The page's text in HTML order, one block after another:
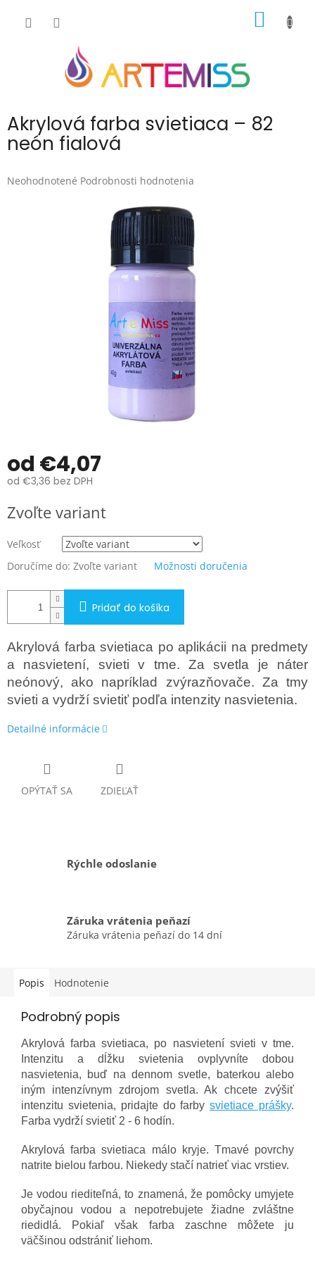
Akrylová farba svietiaca – 82
neón fialová
Priemerné
Neohodnotené Podrobnosti hodnotenia
od €4,07
od €3,36 bez DPH
cena:
Zvoľte variant
Veľkosť
Doručíme do: Zvoľte variant Možnosti doručenia
Pridať do košíka
Akrylová farba svietiaca po aplikácii na predmety
a nasvietení, svieti v tme. Za svetla je náter
neónový, ako napríklad zvýrazňovače. Za tmy
svieti a vydrží svietiť podľa intenzity nasvietenia.
Detailné informácie
OPÝTAŤ SA ZDIEĽAŤ
Rýchle odoslanie
Záruka vrátenia peňazí
Záruka vrátenia peňazí do 14 dní
Popis Hodnotenie
Podrobný popis
Akrylová farba svietiaca, po nasvietení svieti v tme.
Intenzitu a dĺžku svietenia ovplyvníte dobou
nasvietenia, buď na dennom svetle, baterkou alebo
iným intenzívnym zdrojom svetla. Ak chcete zvýšiť
intenzitu svietenia, pridajte do farbysvietiace prášky.
Farba vydrží svietiť 2 - 6 hodín.
Akrylová farba svietiaca málo kryje. Tmavé povrchy
natrite bielou farbou. Niekedy stačí natrieť viac vrstiev.
Je vodou riediteľná, to znamená, že pomôcky umyjete
obyčajnou vodou a nepotrebujete žiadne zvláštne
riedidlá. Pokiaľ však farba zaschne môžete ju
väčšinou odstrániť liehom.